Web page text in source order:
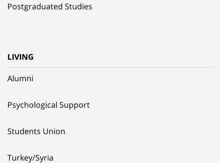
Postgraduated Studies
LIVING
Alumni
Psychological Support
Students Union
Turkey/Syria